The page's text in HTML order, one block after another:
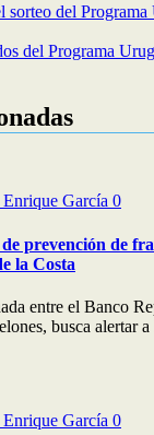
sorteo del
del Programa
García 0
prevención de
la Costa
entre el Banco
busca alertar a
García 0